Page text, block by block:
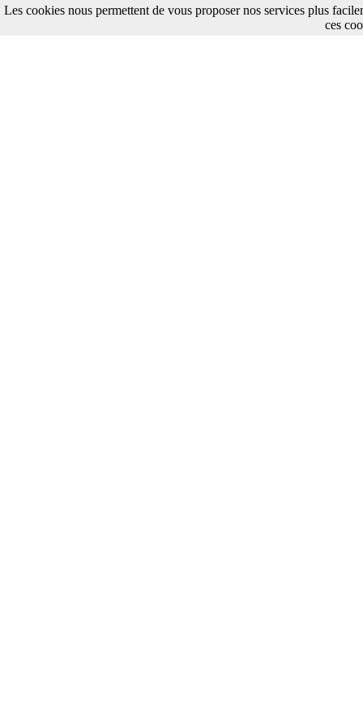
Les cookies nous permettent de vous proposer nos services plus
ces